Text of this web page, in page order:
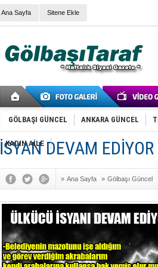
Ana Sayfa Sitene Ekle
GÖLBAŞI GÜNCEL ANKARA GÜNCEL
KADIN AİLE
İSYAN DEVAM EDİYOR
» Ana Sayfa » Gölbaşı Güncel